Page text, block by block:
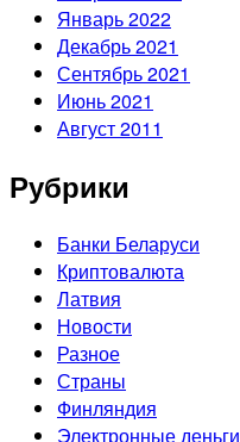
Январь 2022
Декабрь 2021
Сентябрь 2021
Июнь 2021
Август 2011
Рубрики
Банки Беларуси
Криптовалюта
Латвия
Новости
Разное
Страны
Финляндия
Электронные деньги